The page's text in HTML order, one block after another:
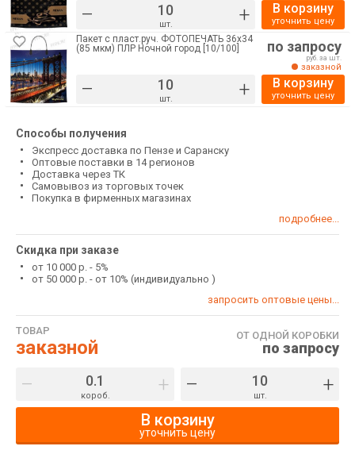
– шт. + В корзину
уточнить цену
Пакет с пласт.руч. ФОТОПЕЧАТЬ 36х34
(85 мкм) ПЛР Ночной город [10/100]
– шт. +
по запросу
руб. за шт.
заказной
В корзину
уточнить цену
Способы получения
Экспресс доставка по Пензе и Саранску
Оптовые поставки в 14 регионов
Доставка через ТК
Самовывоз из торговых точек
Покупка в фирменных магазинах
подробнее...
Скидка при заказе
от 10 000 р. - 5%
от 50 000 р. - от 10% (индивидуально )
запросить оптовые цены...
ТОВАР
заказной
ОТ ОДНОЙ КОРОБКИ
по запросу
– короб. + – шт. +
В корзину
уточнить цену